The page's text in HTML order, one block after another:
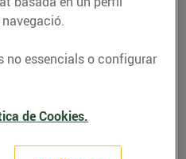
boníssim, original i
dels nostres bunyols
no essencials o configurar
de Cookies.